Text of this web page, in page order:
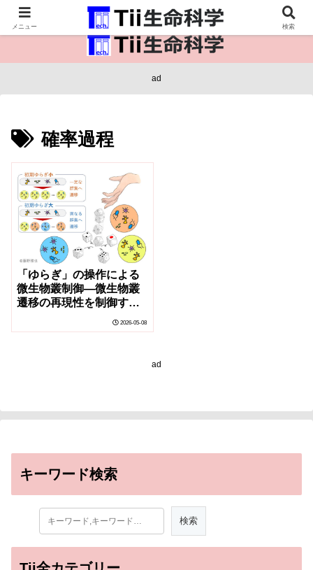
医療保健・生命・生物の情報インフラ。
ad
確率過程
「ゆらぎ」の操作による
微生物叢制御―微生物叢
遷移の再現性を制御する
2026-05-08
ad
キーワード検索
メニュー 検索